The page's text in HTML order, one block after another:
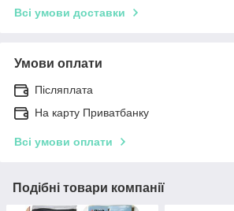
Всі умови доставки
Умови оплати
Післяплата
На карту Приватбанку
Всі умови оплати
Подібні товари компанії